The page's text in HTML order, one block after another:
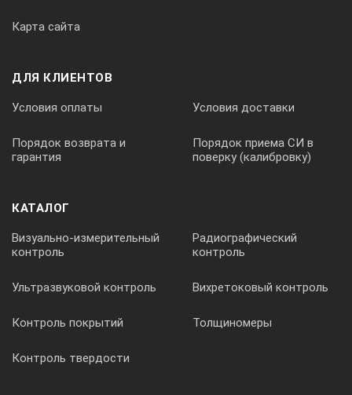
точечный
8…14
есть
есть
Карта сайта
ДЛЯ КЛИЕНТОВ
Условия оплаты Условия доставки
Порядок возврата и
гарантия
Порядок приема СИ в
поверку (калибровку)
КАТАЛОГ
Визуально-измерительный
контроль
Радиографический
контроль
Ультразвуковой контроль Вихретоковый контроль
Контроль покрытий Толщиномеры
Контроль твердости